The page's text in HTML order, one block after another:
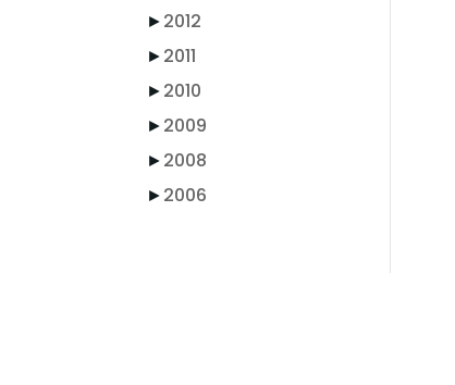
►2012
►2011
►2010
►2009
►2008
►2006